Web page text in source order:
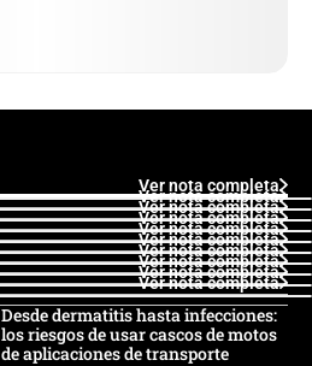
Ver nota completa
Ver nota completa
Ver nota completa
Ver nota completa
Ver nota completa
Ver nota completa
Ver nota completa
Ver nota completa
Ver nota completa
Ver nota completa
Desde dermatitis hasta infecciones:
los riesgos de usar cascos de motos
de aplicaciones de transporte